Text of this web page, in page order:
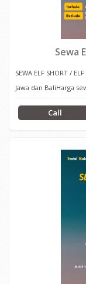
Sewa
SEWA ELF SHORT /
Jawa dan BaliHarga
Call